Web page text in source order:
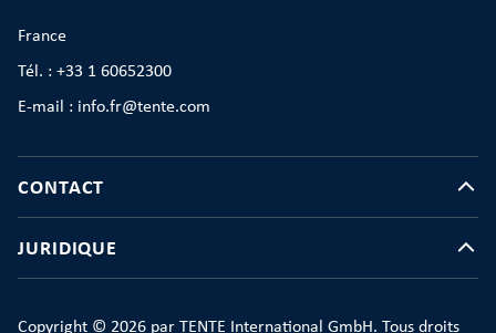
France
Tél. : +33 1 60652300
E-mail : info.fr@tente.com
CONTACT
JURIDIQUE
Copyright © 2026 par TENTE International GmbH. Tous droits